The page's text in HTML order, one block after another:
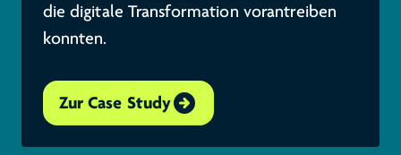
die digitale Transformation vorantreiben
konnten.
Zur Case Study